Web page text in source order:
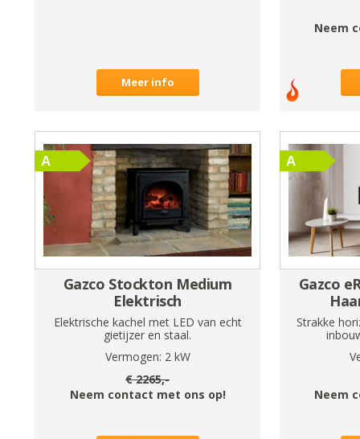
Meer info
Neem
Gazco Stockton Medium
Elektrisch
Elektrische kachel met LED van echt
gietijzer en staal.
Vermogen: 2kW
€2265,-
Neem contact met ons op!
Gazco
Strakke
Neem